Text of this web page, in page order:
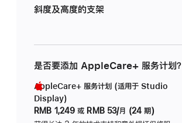
斜度及高度的支架
是否要添加 AppleCare+ 服务计划？
AppleCare+ 服务计划 (适用于 Studio
Display)
RMB 1,249 或 RMB 53/月 (24 期)